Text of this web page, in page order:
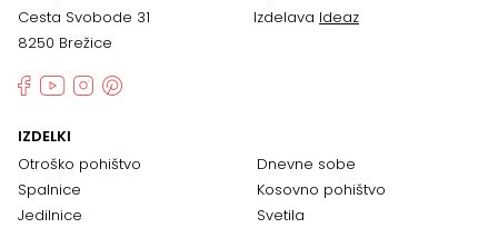
Cesta Svobode 31
8250 Brežice
Izdelava Ideaz
IZDELKI
Otroško pohištvo
Spalnice
Jedilnice
Dnevne sobe
Kosovno pohištvo
Svetila